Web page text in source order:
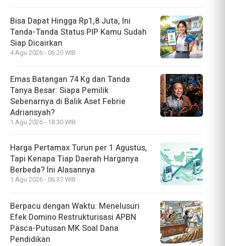
Bisa Dapat Hingga Rp1,8 Juta, Ini
Tanda-Tanda Status PIP Kamu Sudah
Siap Dicairkan
4 Agu 2026 - 06:20 WIB
Emas Batangan 74 Kg dan Tanda
Tanya Besar: Siapa Pemilik
Sebenarnya di Balik Aset Febrie
Adriansyah?
1 Agu 2026 - 18:30 WIB
Harga Pertamax Turun per 1 Agustus,
Tapi Kenapa Tiap Daerah Harganya
Berbeda? Ini Alasannya
1 Agu 2026 - 06:37 WIB
Berpacu dengan Waktu: Menelusuri
Efek Domino Restrukturisasi APBN
Pasca-Putusan MK Soal Dana
Pendidikan